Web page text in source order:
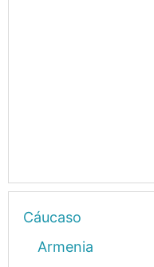
Cáucaso
Armenia